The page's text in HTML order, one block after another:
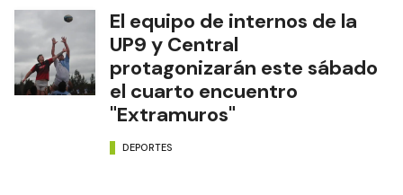
El equipo de internos de la
UP9 y Central
protagonizarán este sábado
el cuarto encuentro
"Extramuros"
DEPORTES